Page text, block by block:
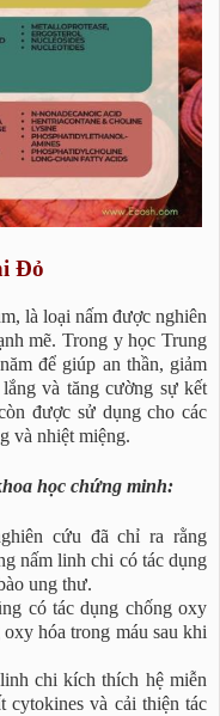
Đỏ
là loại nấm được nghiên
mẽ. Trong y học Trung
để giúp an thần, giảm
và tăng cường sự kết
được sử dụng cho các
và nhiệt miệng.
học chứng minh:
cứu đã chỉ ra rằng
nấm linh chi có tác dụng
ung thư.
có tác dụng chống oxy
hóa trong máu sau khi
chi kích thích hệ miễn
cytokines và cải thiện tác